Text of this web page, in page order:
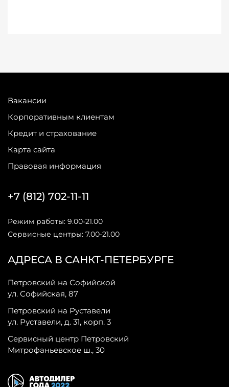
Вакансии
Корпоративным клиентам
Кредит и страхование
Карта сайта
Правовая информация
АДРЕСА В САНКТ-ПЕТЕРБУРГЕ
Петровский на Софийской
ул. Софийская, 87
Петровский на Руставели
ул. Руставели, д. 31, корп. 3
Сервисный центр Петровский
Митрофаньевское ш., 30
+7 (812) 702-11-11
Режим работы: 9.00-21.00
Сервисные центры: 7.00-21.00